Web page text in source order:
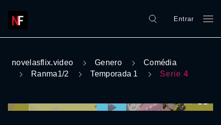
Entrar
novelasflix.video Genero
Comédia
Ranma1/2
Temporada 1 Serie 4